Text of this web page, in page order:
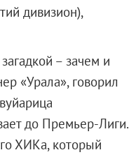
дивизион),
– зачем и
«Урала», говорил
до Премьер-Лиги.
ХИКа, который